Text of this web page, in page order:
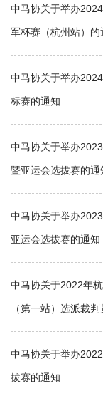
中马协关于举办
军杯赛（杭州站）的
中马协关于举办
标赛的通知
中马协关于举办
暨亚运会选拔赛的通
中马协关于举办
亚运会选拔赛的通知
中马协关于2022年
（第一站）选派裁
中马协关于举办
拔赛的通知